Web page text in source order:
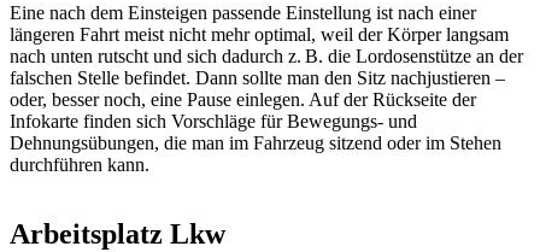
Eine nach dem Einsteigen passende Einstellung ist nach einer
längeren Fahrt meist nicht mehr optimal, weil der Körper langsam
nach unten rutscht und sich dadurch z. B. die Lordosenstütze an der
falschen Stelle befindet. Dann sollte man den Sitz nachjustieren –
oder, besser noch, eine Pause einlegen. Auf der Rückseite der
Infokarte finden sich Vorschläge für Bewegungs- und
Dehnungsübungen, die man im Fahrzeug sitzend oder im Stehen
durchführen kann.
Arbeitsplatz Lkw